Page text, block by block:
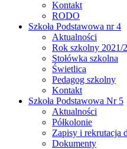
Kontakt
RODO
Szkoła Podstawowa nr 4
Aktualności
Rok szkolny 2021/
Stołówka szkolna
Świetlica
Pedagog szkolny
Kontakt
Szkoła Podstawowa Nr 5
Aktualności
Półkolonie
Zapisy i rekrutacja
Dokumenty